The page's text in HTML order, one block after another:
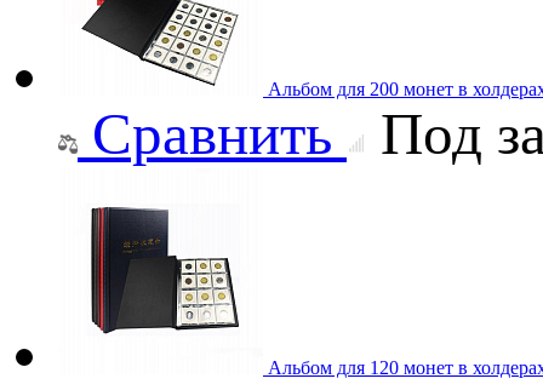
Альбом для 200 монет в
Сравнить Под
Альбом для 120 монет в